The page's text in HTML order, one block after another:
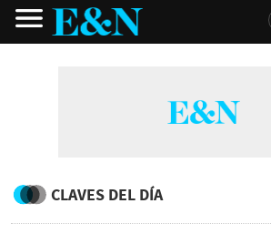
CLAVES DEL DÍA